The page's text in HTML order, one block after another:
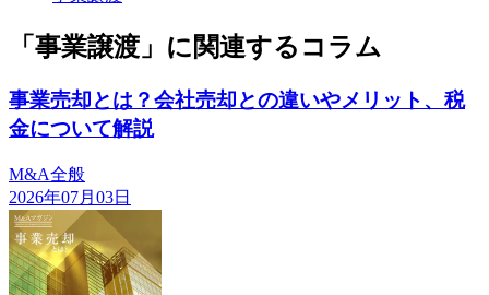
「事業譲渡」に関連するコラム
事業売却とは？会社売却との違いやメリット、税
金について解説
M&A全般
2026年07月03日